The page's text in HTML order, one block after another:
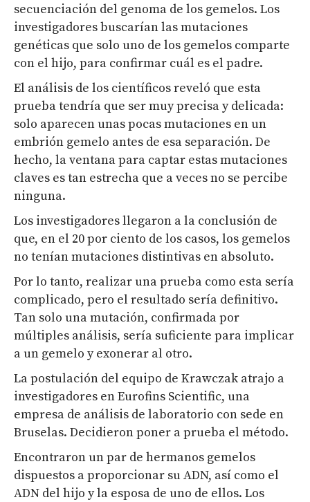
secuenciación del genoma de los gemelos. Los
investigadores buscarían las mutaciones
genéticas que solo uno de los gemelos comparte
con el hijo, para confirmar cuál es el padre.
El análisis de los científicos reveló que esta
prueba tendría que ser muy precisa y delicada:
solo aparecen unas pocas mutaciones en un
embrión gemelo antes de esa separación. De
hecho, la ventana para captar estas mutaciones
claves es tan estrecha que a veces no se percibe
ninguna.
Los investigadores llegaron a la conclusión de
que, en el 20 por ciento de los casos, los gemelos
no tenían mutaciones distintivas en absoluto.
Por lo tanto, realizar una prueba como esta sería
complicado, pero el resultado sería definitivo.
Tan solo una mutación, confirmada por
múltiples análisis, sería suficiente para implicar
a un gemelo y exonerar al otro.
La postulación del equipo de Krawczak atrajo a
investigadores en Eurofins Scientific, una
empresa de análisis de laboratorio con sede en
Bruselas. Decidieron poner a prueba el método.
Encontraron un par de hermanos gemelos
dispuestos a proporcionar su ADN, así como el
ADN del hijo y la esposa de uno de ellos. Los